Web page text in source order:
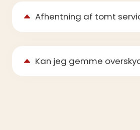
Afhentning af tomt
Kan jeg gemme